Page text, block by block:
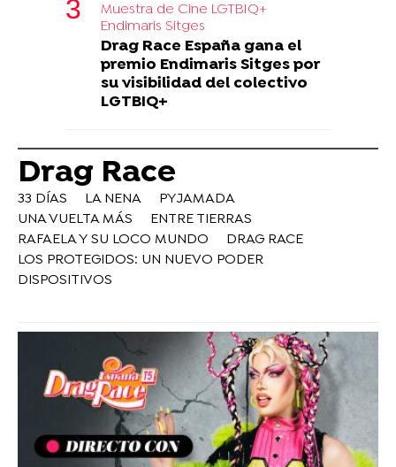
Muestra de Cine LGTBIQ+
Endimaris Sitges
Drag Race España gana el
premio Endimaris Sitges por
su visibilidad del colectivo
LGTBIQ+
Drag Race
33 DÍAS LA NENA
PYJAMADA
UNA VUELTA MÁS
ENTRE TIERRAS
RAFAELA Y SU LOCO MUNDO
DRAG RACE
LOS PROTEGIDOS: UN NUEVO PODER
DISPOSITIVOS